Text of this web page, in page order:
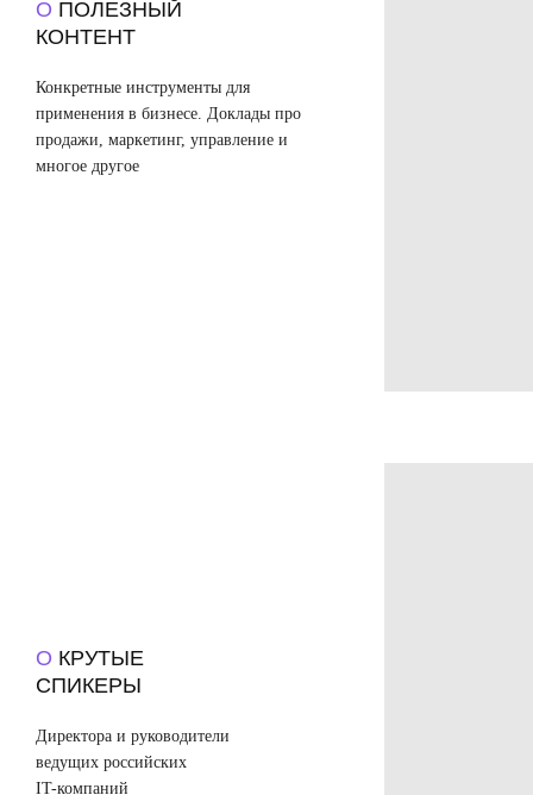
О ПОЛЕЗНЫЙ
КОНТЕНТ
Конкретные инструменты для
применения в бизнесе. Доклады про
продажи, маркетинг, управление и
многое другое
О КРУТЫЕ
СПИКЕРЫ
Директора и руководители
ведущих российских
IT-компаний